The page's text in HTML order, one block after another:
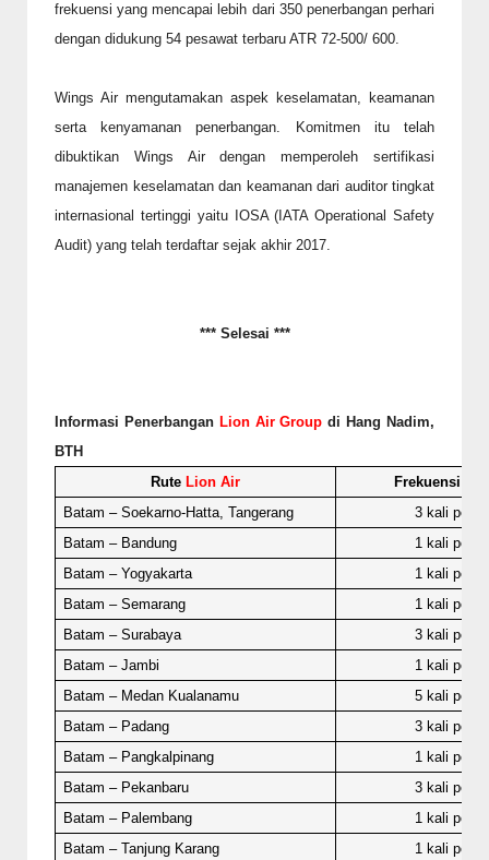
frekuensi yang mencapai lebih dari 350 penerbangan perhari
dengan didukung 54 pesawat terbaru ATR 72-500/ 600.
Wings Air mengutamakan aspek keselamatan, keamanan
serta kenyamanan penerbangan. Komitmen itu telah
dibuktikan Wings Air dengan memperoleh sertifikasi
manajemen keselamatan dan keamanan dari auditor tingkat
internasional tertinggi yaitu IOSA (IATA Operational Safety
Audit) yang telah terdaftar sejak akhir 2017.
*** Selesai ***
Informasi Penerbangan Lion Air Groupdi Hang Nadim,
BTH
Rute Lion Air
Frekuensi
Batam – Soekarno-Hatta, Tangerang
3 kali per
Batam – Bandung
1 kali per
Batam – Yogyakarta
1 kali per
Batam – Semarang
1 kali per
Batam – Surabaya
3 kali per
Batam – Jambi
1 kali per
Batam – Medan Kualanamu
5 kali per
Batam – Padang
3 kali per
Batam – Pangkalpinang
1 kali per
Batam – Pekanbaru
3 kali per
Batam – Palembang
1 kali per
Batam – Tanjung Karang
1 kali per